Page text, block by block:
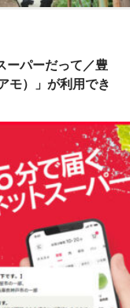
ーパーだって／豊
モ）」が利用でき